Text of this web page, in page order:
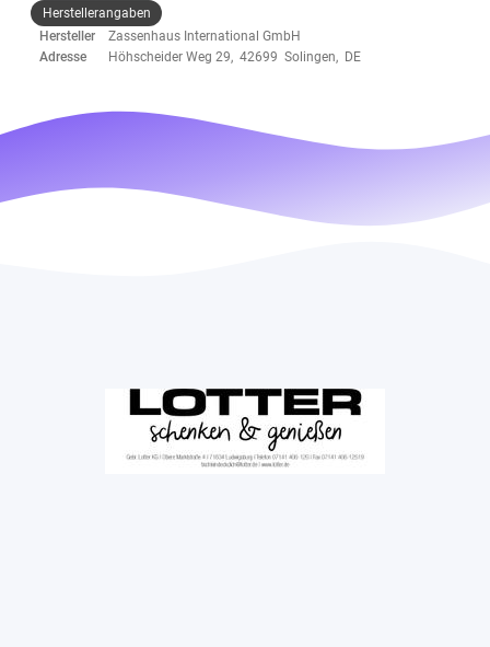
Herstellerangaben
Hersteller
Zassenhaus International GmbH
Adresse
Höhscheider Weg 29, 42699 Solingen, DE